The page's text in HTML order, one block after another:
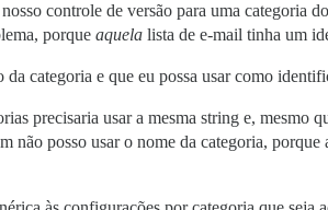
controle de versão para uma categoria
porque aquela lista de e-mail tinha um
categoria e que eu possa usar como
precisaria usar a mesma string e, mesmo
não posso usar o nome da categoria, porque